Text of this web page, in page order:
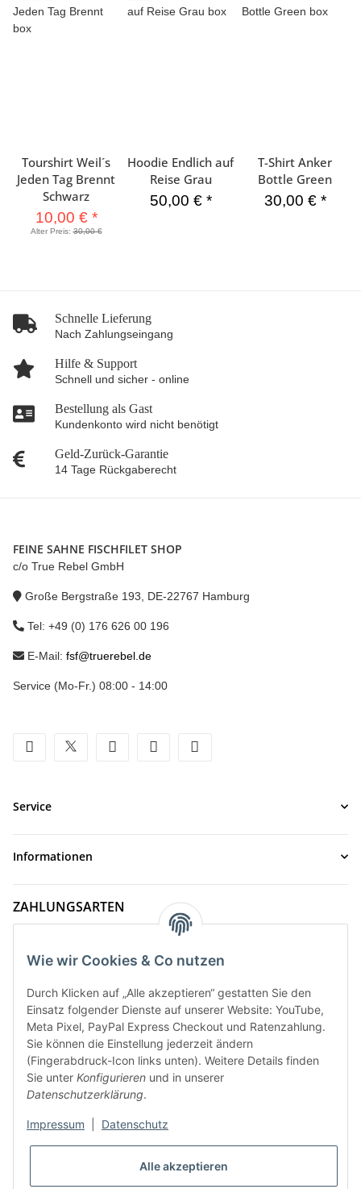
Wie wir Cookies & Co nutzen
Durch Klicken auf „Alle akzeptieren“ gestatten Sie den
Einsatz folgender Dienste auf unserer Website: YouTube,
Meta Pixel, PayPal Express Checkout und Ratenzahlung.
Sie können die Einstellung jederzeit ändern
(Fingerabdruck-Icon links unten). Weitere Details finden
Sie unter Konfigurieren und in unserer
Datenschutzerklärung.
Impressum Datenschutz
Alle akzeptieren
Tourshirt Weil´s
Jeden Tag Brennt
Schwarz
10,00 € *
Alter Preis:30,00 €
Hoodie Endlich auf
Reise Grau
50,00 € *
T-Shirt Anker
Bottle Green
30,00 € *
Schnelle Lieferung
Nach Zahlungseingang
Hilfe & Support
Schnell und sicher - online
Bestellung als Gast
Kundenkonto wird nicht benötigt
Geld-Zurück-Garantie
14 Tage Rückgaberecht
FEINE SAHNE FISCHFILET SHOP
c/o True Rebel GmbH
Große Bergstraße 193, DE-22767 Hamburg
Tel: +49 (0) 176 626 00 196
E-Mail: fsf@truerebel.de
Service (Mo-Fr.) 08:00 - 14:00
facebook
Service
Informationen
ZAHLUNGSARTEN
VERSANDARTEN
* Alle Preise inkl. gesetzlicher MwSt., zzgl.